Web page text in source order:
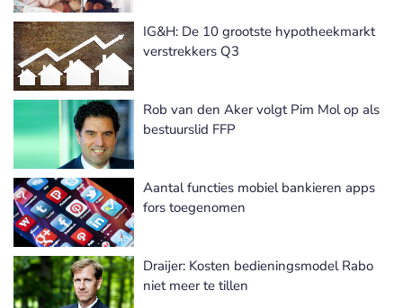
IG&H: De 10 grootste hypotheekmarkt
verstrekkers Q3
Rob van den Aker volgt Pim Mol op als
bestuurslid FFP
Aantal functies mobiel bankieren apps
fors toegenomen
Draijer: Kosten bedieningsmodel Rabo
niet meer te tillen